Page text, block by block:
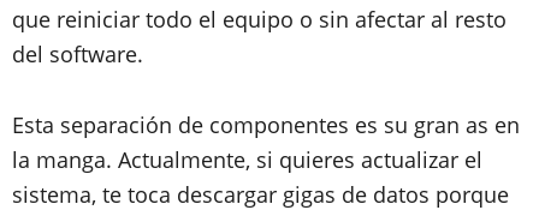
que reiniciar todo el equipo o sin afectar al resto
del software.
Esta separación de componentes es su gran as en
la manga. Actualmente, si quieres actualizar el
sistema, te toca descargar gigas de datos porque